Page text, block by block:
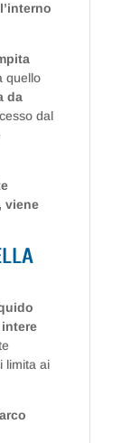
quello
da
dal
viene
limita ai